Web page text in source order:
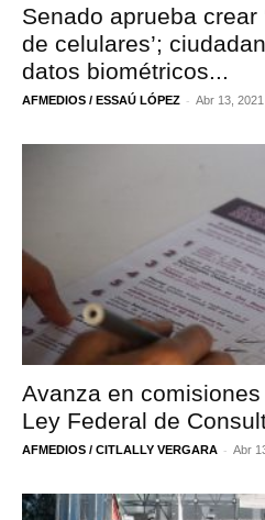
Senado aprueba crear
de celulares’;
datos biométricos...
AFMEDIOS / ESSAÚ LÓPEZ - Abr 13, 2021
Avanza en
Ley Federal de
AFMEDIOS / CITLALLY VERGARA - Abr